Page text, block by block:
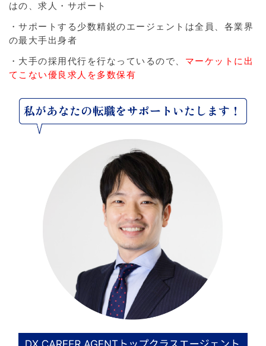
はの、求人・サポート
・サポートする少数精鋭のエージェントは全員、各業界
の最大手出身者
・大手の採用代行を行なっているので、 マーケットに出
てこない優良求人を多数保有